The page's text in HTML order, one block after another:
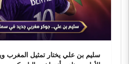
سليم بن علي يختار تمثيل المغرب